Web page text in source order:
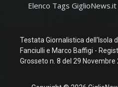
Elenco Tags GiglioNews.it
Testata Giornalistica dell'Isola
Fanciulli e Marco Baffigi -
Grosseto n. 8 del 29 Novembre